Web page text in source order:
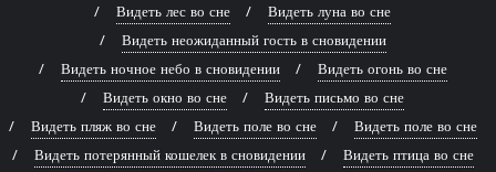
Видеть лес во сне
Видеть луна во сне
Видеть неожиданный гость в сновидении
Видеть ночное небо в сновидении
Видеть огонь во сне
Видеть окно во сне
Видеть письмо во сне
Видеть пляж во сне
Видеть поле во сне
Видеть поле во сне
Видеть потерянный кошелек в сновидении
Видеть птица во сне